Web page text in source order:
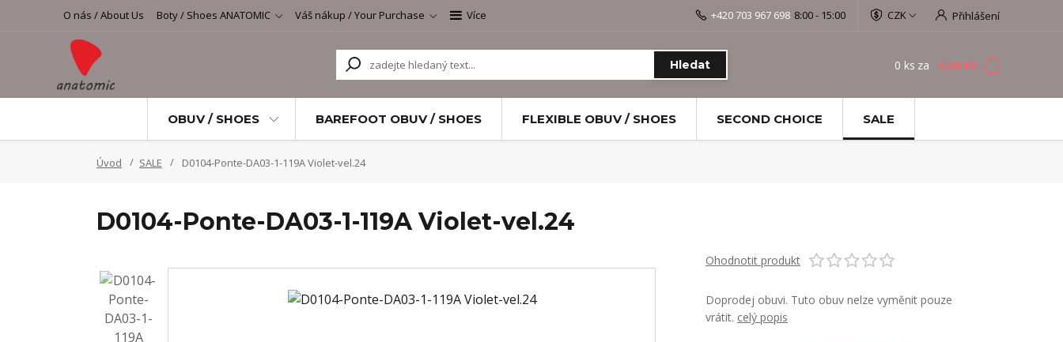
O nás / About Us Boty / Shoes ANATOMIC Váš nákup / Your Purchase Více CZK Přihlášení
Hledat
+420 703 967 698 8:00 - 15:00
0 ks za 0,00 Kč
OBUV / SHOES BAREFOOT OBUV / SHOES FLEXIBLE OBUV / SHOES SECOND CHOICE SALE
Úvod SALE D0104-Ponte-DA03-1-119A Violet-vel.24
D0104-Ponte-DA03-1-119A Violet-vel.24
Ohodnotit produkt
Doprodej obuvi. Tuto obuv nelze vyměnit pouze
vrátit. celý popis